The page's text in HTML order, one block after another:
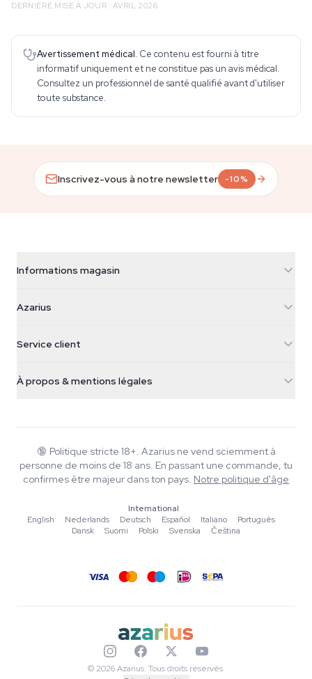
DERNIÈRE MISE À JOUR : AVRIL 2026
Avertissement médical. Ce contenu est fourni à titre
informatif uniquement et ne constitue pas un avis médical.
Consultez un professionnel de santé qualifié avant d'utiliser
toute substance.
Inscrivez-vous à notre newsletter -10%
Informations magasin
Galvaniweg 11
Nederland
+31(0)204897914
Azarius
Smokeshop
Service client
Politique de retour
Politique de confidentialité
À propos & mentions légales
Wiki
Musique
Normes éditoriales
Outils & Calculateurs
🔞 Politique stricte 18+. Azarius ne vend sciemment à
personne de moins de 18 ans. En passant une commande, tu
confirmes être majeur dans ton pays. Notre politique d'âge
International
English
·Nederlands ·Deutsch ·Español ·Italiano ·Português
·
Dansk
·Suomi ·Polski ·Svenska ·Čeština
© 2026 Azarius. Tous droits réservés.